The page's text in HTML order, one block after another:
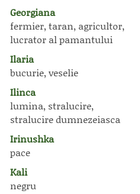
Georgiana
fermier, taran, agricultor,
lucrator al pamantului
Ilaria
bucurie, veselie
Ilinca
lumina, stralucire,
stralucire dumnezeiasca
Irinushka
pace
Kali
negru